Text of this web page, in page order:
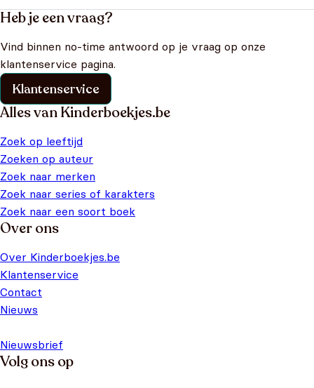
Heb je een vraag?
Vind binnen no-time antwoord op je vraag op onze
klantenservice pagina.
Klantenservice
Alles van Kinderboekjes.be
Zoek op leeftijd
Zoeken op auteur
Zoek naar merken
Zoek naar series of karakters
Zoek naar een soort boek
Over ons
Over Kinderboekjes.be
Klantenservice
Contact
Nieuws
Nieuwsbrief
Volg ons op